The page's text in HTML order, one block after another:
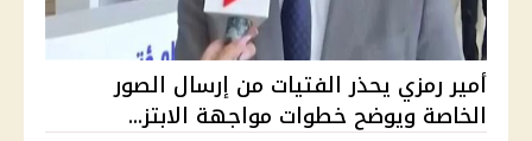
أمير رمزي يحذر الفتيات من إرسال الصور
الخاصة ويوضح خطوات مواجهة الابتز...